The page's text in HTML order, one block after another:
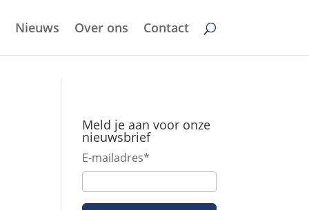
Nieuws Over ons Contact
Meld je aan voor onze
nieuwsbrief
E-mailadres*